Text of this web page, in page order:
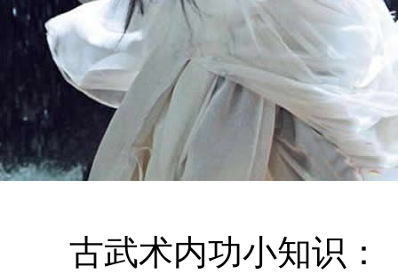
古武术内功小知识：